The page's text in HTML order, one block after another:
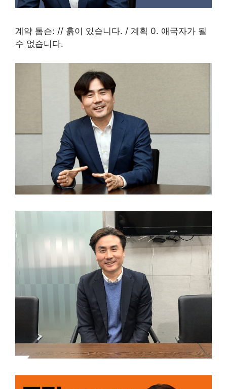
계약 톰슨: // 흙이 있습니다. / 계획 0. 애국자가 될
수 없습니다.